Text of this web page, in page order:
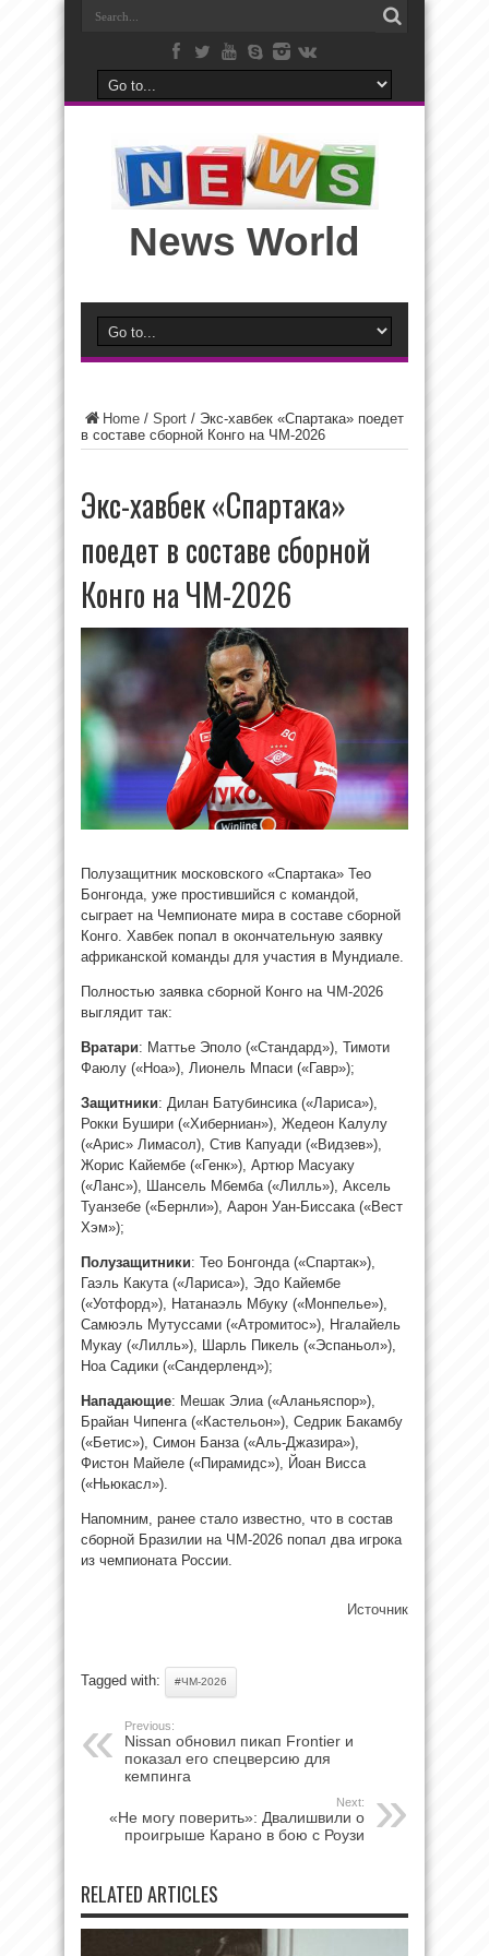
News World
Home / Sport / Экс-хавбек «Спартака» поедет
в составе сборной Конго на ЧМ-2026
Экс-хавбек «Спартака»
поедет в составе сборной
Конго на ЧМ-2026
Полузащитник московского «Спартака» Тео
Бонгонда, уже простившийся с командой,
сыграет на Чемпионате мира в составе сборной
Конго. Хавбек попал в окончательную заявку
африканской команды для участия в Мундиале.
Полностью заявка сборной Конго на ЧМ-2026
выглядит так:
Вратари: Маттье Эполо («Стандард»), Тимоти
Фаюлу («Ноа»), Лионель Мпаси («Гавр»);
Защитники: Дилан Батубинсика («Лариса»),
Рокки Бушири («Хиберниан»), Жедеон Калулу
(«Арис» Лимасол), Стив Капуади («Видзев»),
Жорис Кайембе («Генк»), Артюр Масуаку
(«Ланс»), Шансель Мбемба («Лилль»), Аксель
Туанзебе («Бернли»), Аарон Уан-Биссака («Вест
Хэм»);
Полузащитники: Тео Бонгонда («Спартак»),
Гаэль Какута («Лариса»), Эдо Кайембе
(«Уотфорд»), Натанаэль Мбуку («Монпелье»),
Самюэль Мутуссами («Атромитос»), Нгалайель
Мукау («Лилль»), Шарль Пикель («Эспаньол»),
Ноа Садики («Сандерленд»);
Нападающие: Мешак Элиа («Аланьяспор»),
Брайан Чипенга («Кастельон»), Седрик Бакамбу
(«Бетис»), Симон Банза («Аль-Джазира»),
Фистон Майеле («Пирамидс»), Йоан Висса
(«Ньюкасл»).
Напомним, ранее стало известно, что в состав
сборной Бразилии на ЧМ-2026 попал два игрока
из чемпионата России.
Источник
Tagged with: #ЧМ-2026
Previous:
Nissan обновил пикап Frontier и
показал его спецверсию для
кемпинга
Next:
«Не могу поверить»: Двалишвили о
проигрыше Карано в бою с Роузи
RELATED ARTICLES